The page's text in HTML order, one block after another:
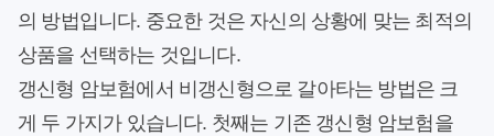
의 방법입니다. 중요한 것은 자신의 상황에 맞는 최적의
상품을 선택하는 것입니다.
갱신형 암보험에서 비갱신형으로 갈아타는 방법은 크
게 두 가지가 있습니다. 첫째는 기존 갱신형 암보험을